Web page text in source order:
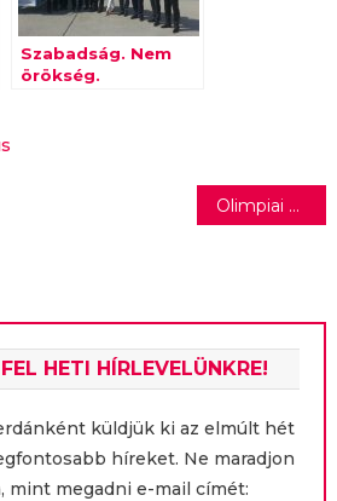
Szabadság. Nem
örökség.
Olimpiai kisokos hivatkozáshoz
HETI HÍRLEVELÜNKRE!
küldjük ki az elmúlt hét
híreket. Ne maradjon
mint megadni e-mail címét: